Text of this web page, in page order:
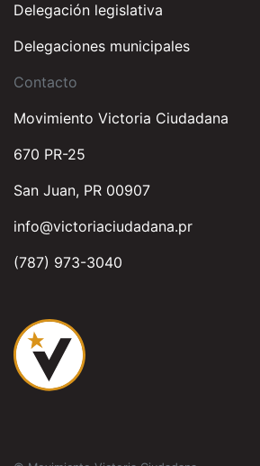
Delegación legislativa
Delegaciones municipales
Contacto
Movimiento Victoria Ciudadana
670 PR-25
San Juan, PR 00907
info@victoriaciudadana.pr
(787) 973-3040